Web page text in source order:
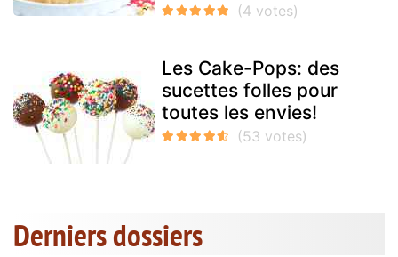
Les Cake-Pops: des
sucettes folles pour
toutes les envies!
Derniers dossiers